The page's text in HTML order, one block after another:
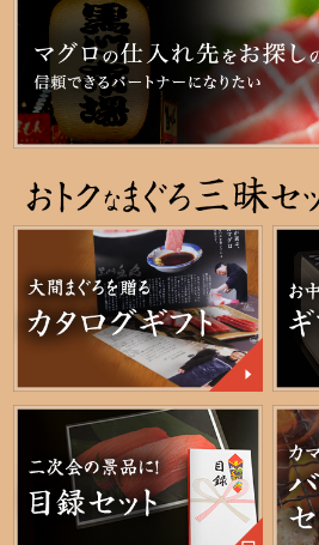
BBQ・鮪の頭・かま
ほほ肉・目玉・中骨・カジキ
株式会社 魚丸商店 PC版
〒542-0073 大阪市中央区日本橋1丁目17番7号
TEL：06(6641)1595FAX：06(6631)8867
営業時間：6:00～16:00 （日・祝 定休）
Copyright © 2001-2026 UOMAEU SHOUTEN Co.,Ltd. All Rights Reserved.